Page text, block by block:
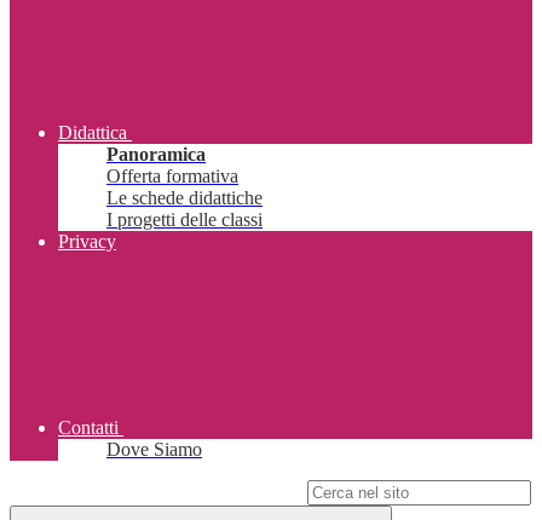
Didattica
Panoramica
Offerta formativa
Le schede didattiche
I progetti delle classi
Privacy
Contatti
Dove Siamo